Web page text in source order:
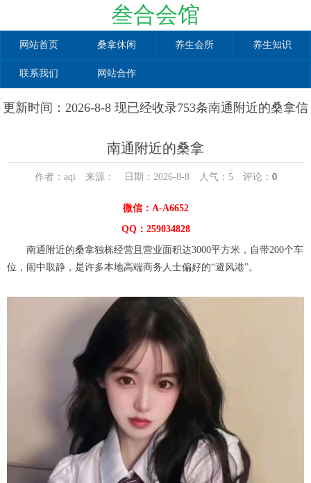
叁合会馆
网站首页 桑拿休闲 养生会所 养生知识
联系我们 网站合作
更新时间：2026-8-8 现已经收录753条南通附近的桑拿信
南通附近的桑拿
作者：aqi 来源： 日期：2026-8-8 人气： 5评论： 0
微信：A-A6652
QQ：259034828
南通附近的桑拿独栋经营且营业面积达3000平方米，自带200个车
位，闹中取静，是许多本地高端商务人士偏好的“避风港”。